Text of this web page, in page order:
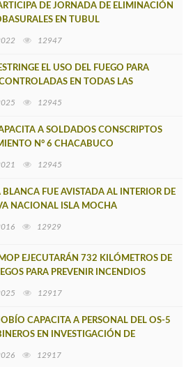
DE JORNADA DE ELIMINACIÓN
EN TUBUL
12947
EL USO DEL FUEGO PARA
EN TODAS LAS
12945
A SOLDADOS CONSCRIPTOS
N° 6 CHACABUCO
12945
FUE AVISTADA AL INTERIOR DE
NACIONAL ISLA MOCHA
12929
EJECUTARÁN 732 KILÓMETROS DE
PARA PREVENIR INCENDIOS
12917
CAPACITA A PERSONAL DEL OS-5
EN INVESTIGACIÓN DE
12917